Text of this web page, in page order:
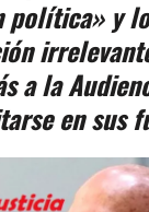
política» y
a la
en sus